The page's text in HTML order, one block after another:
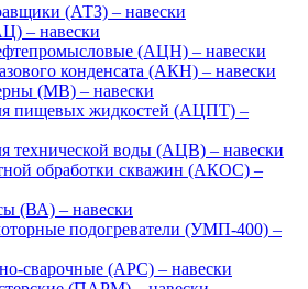
(АТЗ) – навески
– навески
(АЦН) – навески
конденсата (АКН) – навески
(МВ) – навески
пищевых жидкостей (АЦПТ) –
технической воды (АЦВ) – навески
обработки скважин (АКОС) –
(ВА) – навески
подогреватели (УМП-400) –
сварочные (АРС) – навески